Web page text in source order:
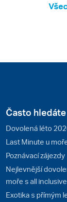
Často hledáte
Dovolená léto
Last Minute u
Poznávací zájezdy
Nejlevnější
moře s all inclusive
Exotika s přímým